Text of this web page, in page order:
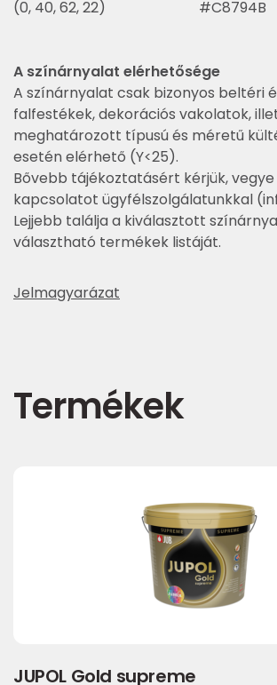
(0, 40, 62, 22)
#C8794B
A színárnyalat elérhetősége
A színárnyalat csak bizonyos beltéri
falfestékek, dekorációs vakolatok,
meghatározott típusú és méretű
esetén elérhető (Y<25).
Bővebb tájékoztatásért kérjük, vegye
kapcsolatot ügyfélszolgálatunkkal (
Lejjebb találja a kiválasztott
választható termékek listáját.
Jelmagyarázat
Termékek
JUPOL Gold supreme